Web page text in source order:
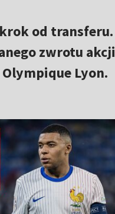
od transferu.
zwrotu akcji
Lyon.